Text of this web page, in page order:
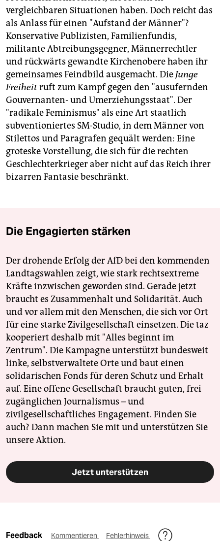
vergleichbaren Situationen haben. Doch reicht das
als Anlass für einen "Aufstand der Männer"?
Konservative Publizisten, Familienfundis,
militante Abtreibungsgegner, Männerrechtler
und rückwärts gewandte Kirchenobere haben ihr
gemeinsames Feindbild ausgemacht. Die Junge
Freiheitruft zum Kampf gegen den "ausufernden
Gouvernanten- und Umerziehungsstaat". Der
"radikale Feminismus" als eine Art staatlich
subventioniertes SM-Studio, in dem Männer von
Stilettos und Paragrafen gequält werden: Eine
groteske Vorstellung, die sich für die rechten
Geschlechterkrieger aber nicht auf das Reich ihrer
bizarren Fantasie beschränkt.
Die Engagierten stärken
Der drohende Erfolg der AfD bei den kommenden
Landtagswahlen zeigt, wie stark rechtsextreme
Kräfte inzwischen geworden sind. Gerade jetzt
braucht es Zusammenhalt und Solidarität. Auch
und vor allem mit den Menschen, die sich vor Ort
für eine starke Zivilgesellschaft einsetzen. Die taz
kooperiert deshalb mit "Alles beginnt im
Zentrum". Die Kampagne unterstützt bundesweit
linke, selbstverwaltete Orte und baut einen
solidarischen Fonds für deren Schutz und Erhalt
auf. Eine offene Gesellschaft braucht guten, frei
zugänglichen Journalismus – und
zivilgesellschaftliches Engagement. Finden Sie
auch? Dann machen Sie mit und unterstützen Sie
unsere Aktion.
Jetzt unterstützen
Feedback Kommentieren Fehlerhinweis